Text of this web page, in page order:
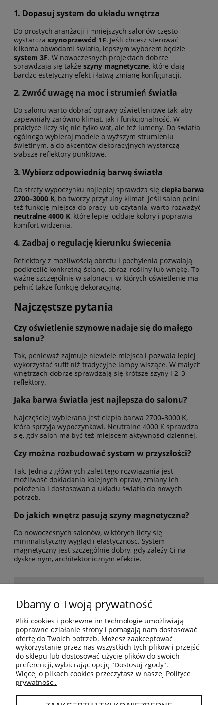
1. Dopasuj system do układu wnętrza
Do prostych aranżacji i mniejszych salonów często
wystarcza szynoprzewód 1F. Jeśli chcesz sterować
kilkoma obwodami światła, lepszym wyborem będzie
system 3F. W nowoczesnych projektach dobrze
sprawdzają się także szyny magnetyczne, które dają
bardzo estetyczny efekt i łatwą zmianę konfiguracji.
2. Zwróć uwagę na moc i strumień światła
Do salonu warto dobrać oprawy oświetleniowe tak, aby
zapewniały zarówno klimat, jak i funkcjonalność. W
praktyce liczy się nie tylko wat, ale też lumeny. Do światła
ogólnego wybieraj modele o wyższym strumieniu
świetlnym, a do akcentów dekoracyjnych wystarczą
słabsze reflektory punktowe.
3. Wybierz odpowiednią barwę światła
Do strefy wypoczynku najlepiej sprawdza się ciepła barwa
2700–3000 K, bo tworzy przytulny klimat. Jeśli salon pełni
też funkcję miejsca do pracy lub czytania, warto rozważyć
neutralne 4000 K, które lepiej oddaje kolory i poprawia
komfort widzenia.
4. Zadbaj o regulację kierunku świecenia
Reflektory z możliwością obrotu i pochylenia pozwalają
podkreślić konkretną ścianę, obraz, rośliny lub wnękę. To
ważne szczególnie w salonach, w których oświetlenie ma
pełnić także funkcję dekoracyjną.
Najczęstsze pytania
Czy oświetlenie szynowe nadaje się do małego
salonu?
Tak, ponieważ zajmuje niewiele miejsca i pozwala lepiej
wykorzystać sufit niż tradycyjne lampy wiszące. W małych
wnętrzach dobrze sprawdzają się krótsze szyny i 2–3
reflektory.
Jaka barwa światła jest najlepsza do salonu?
Najczęściej wybierana jest ciepła barwa 2700–3000 K,
która sprzyja wypoczynkowi. Neutralne 4000 K sprawdza
się, gdy salon ma być też miejscem aktywności dziennej.
Czy można rozbudować system w przyszłości?
Tak. Jedną z głównych zalet tego rozwiązania jest
możliwość dokładania kolejnych opraw, zmiany ich
położenia i dostosowania układu światła do nowych
potrzeb.
Do jakich wnętrz pasują szyny magnetyczne?
Do nowoczesnych salonów, w których liczy się
minimalistyczny wygląd i elastyczność. System
magnetyczny jest szczególnie dobry, gdy zależy Ci na
dyskretnym, architektonicznym efekcie.
BESTSELLERY
MOJE KONTO
Dbamy o Twoją prywatność
Pliki cookies i pokrewne im technologie umożliwiają
poprawne działanie strony i pomagają nam dostosować
ofertę do Twoich potrzeb. Możesz zaakceptować
wykorzystanie przez nas wszystkich tych plików i przejść
do sklepu lub dostosować użycie plików do swoich
preferencji, wybierając opcję "Dostosuj zgody".
Więcej o plikach cookies przeczytasz w naszej Polityce
prywatności.